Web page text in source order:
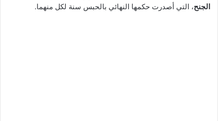
الجنح، التي أصدرت حكمها النهائي بالحبس سنة لكل منهما.